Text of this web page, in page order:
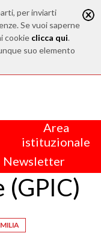
per inviarti
Se vuoi saperne
cookie clicca qui.
suo elemento
Area
istituzionale
Newsletter
(GPIC)